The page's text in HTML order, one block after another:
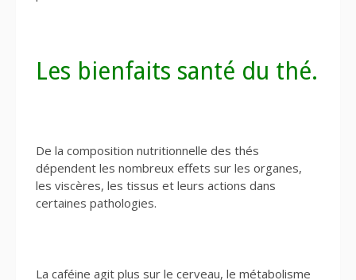
Les bienfaits santé du thé.
De la composition nutritionnelle des thés
dépendent les nombreux effets sur les organes,
les viscères, les tissus et leurs actions dans
certaines pathologies.
La caféine agit plus sur le cerveau, le métabolisme